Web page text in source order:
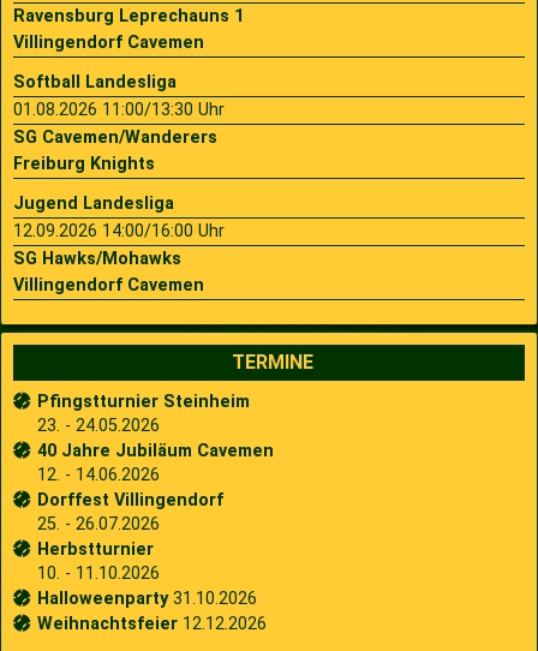
Ravensburg Leprechauns 1
Villingendorf Cavemen
Softball Landesliga
01.08.2026 11:00/13:30 Uhr
SG Cavemen/Wanderers
Freiburg Knights
Jugend Landesliga
12.09.2026 14:00/16:00 Uhr
SG Hawks/Mohawks
Villingendorf Cavemen
TERMINE
Pfingstturnier Steinheim
23. - 24.05.2026
40 Jahre Jubiläum Cavemen
12. - 14.06.2026
Dorffest Villingendorf
25. - 26.07.2026
Herbstturnier
10. - 11.10.2026
Halloweenparty31.10.2026
Weihnachtsfeier 12.12.2026